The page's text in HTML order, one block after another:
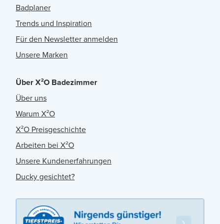
Badplaner
Trends und Inspiration
Für den Newsletter anmelden
Unsere Marken
Über X²O Badezimmer
Über uns
Warum X²O
X²O Preisgeschichte
Arbeiten bei X²O
Unsere Kundenerfahrungen
Ducky gesichtet?